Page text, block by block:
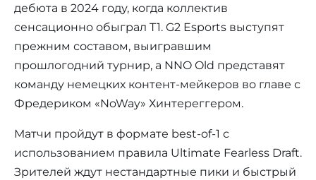
дебюта в 2024 году, когда коллектив
сенсационно обыграл T1. G2 Esports выступят
прежним составом, выигравшим
прошлогодний турнир, а NNO Old представят
команду немецких контент-мейкеров во главе с
Фредериком «NoWay» Хинтереггером.
Матчи пройдут в формате best-of-1 с
использованием правила Ultimate Fearless Draft.
Зрителей ждут нестандартные пики и быстрый